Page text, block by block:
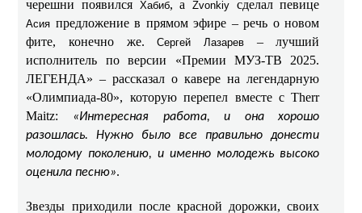
черешни появился Хабиб, а Zvonkiy сделал певице
Асия предложение в прямом эфире – речь о новом
фите, конечно же.Сергей Лазарев – лучший
исполнитель по версии «Премии МУЗ-ТВ 2025.
ЛЕГЕНДА» – рассказал о кавере на легендарную
«Олимпиада-80», которую перепел вместе с Therr
Maitz: «Интересная работа, и она хорошо
разошлась. Нужно было все правильно донести
молодому поколению, и именно молодежь высоко
оценила песню».
Звезды приходили после красной дорожки, своих